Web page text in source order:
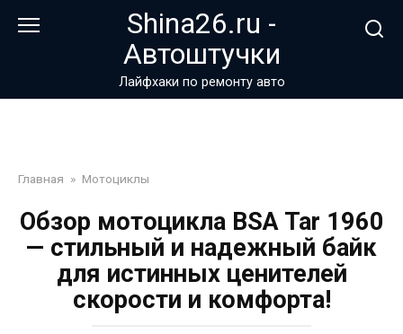
Shina26.ru -
Автоштучки
Лайфхаки по ремонту авто
Главная » Мотоциклы
Обзор мотоцикла BSA Tar 1960
— стильный и надежный байк
для истинных ценителей
скорости и комфорта!